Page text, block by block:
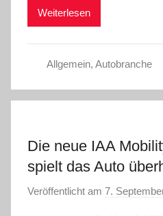
Weiterlesen
Allgemein, Autobranche
Die neue IAA
spielt das Auto
Veröffentlicht am 7.